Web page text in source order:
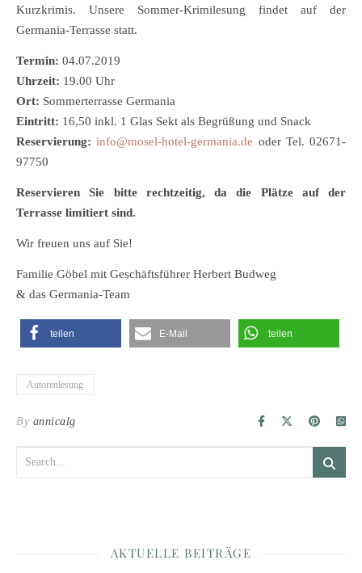
Kurzkrimis. Unsere Sommer-Krimilesung findet auf der
Germania-Terrasse statt.
Termin: 04.07.2019
Uhrzeit: 19.00 Uhr
Ort: Sommerterrasse Germania
Eintritt: 16,50 inkl. 1 Glas Sekt als Begrüßung und Snack
Reservierung: info@mosel-hotel-germania.de oder Tel. 02671-
97750
Reservieren Sie bitte rechtzeitig, da die Plätze auf der
Terrasse limitiert sind.
Wir freuen uns auf Sie!
Familie Göbel mit Geschäftsführer Herbert Budweg
& das Germania-Team
teilen E-Mail teilen
Autorenlesung
By annicalg
AKTUELLE BEITRÄGE